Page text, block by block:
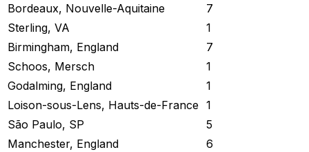
Bordeaux, Nouvelle-Aquitaine
7
Sterling, VA
1
Birmingham, England
7
Schoos, Mersch
1
Godalming, England
1
Loison-sous-Lens, Hauts-de-France 1
São Paulo, SP
5
Manchester, England
6